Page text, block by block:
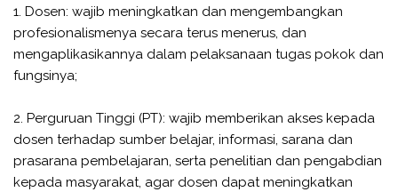
1. Dosen: wajib meningkatkan dan mengembangkan
profesionalismenya secara terus menerus, dan
mengaplikasikannya dalam pelaksanaan tugas pokok dan
fungsinya;
2. Perguruan Tinggi (PT): wajib memberikan akses kepada
dosen terhadap sumber belajar, informasi, sarana dan
prasarana pembelajaran, serta penelitian dan pengabdian
kepada masyarakat, agar dosen dapat meningkatkan